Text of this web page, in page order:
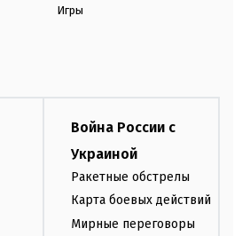
Игры
Война России с
Украиной
Ракетные обстрелы
Карта боевых действий
Мирные переговоры